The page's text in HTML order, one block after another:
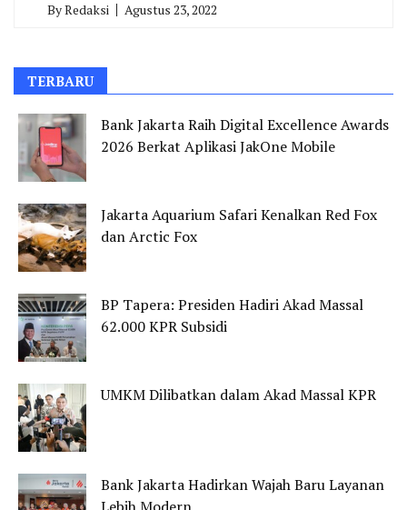
ByRedaksi Agustus 23, 2022
TERBARU
Bank Jakarta Raih Digital Excellence Awards
2026 Berkat Aplikasi JakOne Mobile
Jakarta Aquarium Safari Kenalkan Red Fox
dan Arctic Fox
BP Tapera: Presiden Hadiri Akad Massal
62.000 KPR Subsidi
UMKM Dilibatkan dalam Akad Massal KPR
Bank Jakarta Hadirkan Wajah Baru Layanan